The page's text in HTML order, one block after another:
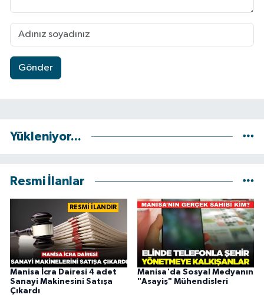
Gönder
Yükleniyor...
Resmi İlanlar
RESMİ İLANDIR
Manisa İcra Dairesi 4 adet
Sanayi Makinesini Satışa
Çıkardı
Manisa'da ​​Sosyal Medyanın
"Asayiş" Mühendisleri